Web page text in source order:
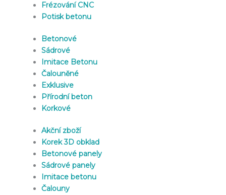
Frézování CNC
Potisk betonu
Betonové
Sádrové
Imitace Betonu
Čalouněné
Exklusive
Přírodní beton
Korkové
Akční zboží
Korek 3D obklad
Betonové panely
Sádrové panely
Imitace betonu
Čalouny